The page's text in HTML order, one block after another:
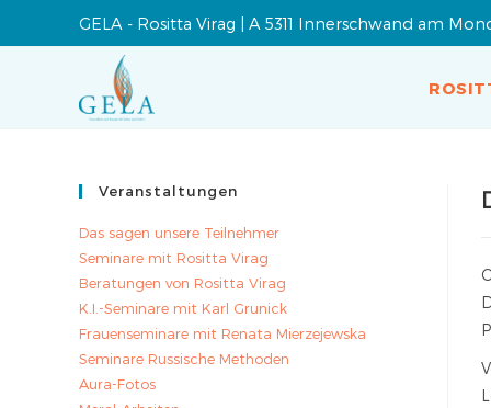
GELA - Rositta Virag | A 5311 Innerschwand am
Veranstaltungen
Das sagen unsere Teilnehmer
Seminare mit Rositta Virag
Beratungen von Rositta Virag
K.I.-Seminare mit Karl Grunick
Frauenseminare mit Renata Mierzejewska
Seminare Russische Methoden
Aura-Fotos